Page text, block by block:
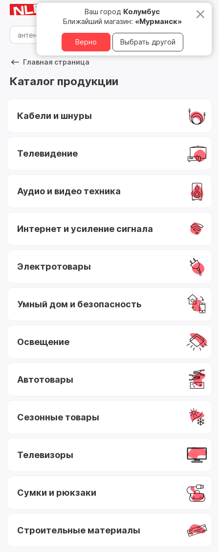
Мурманск
Ваш город Колумбус
Ближайший магазин: «Мурманск»
Верно Выбрать другой
8 800 500 05 15
Главная страница
Каталог продукции
Кабели и шнуры
Телевидение
Аудио и видео техника
Интернет и усиление сигнала
Электротовары
Умный дом и безопасность
Освещение
Автотовары
Сезонные товары
Телевизоры
Сумки и рюкзаки
Строительные материалы